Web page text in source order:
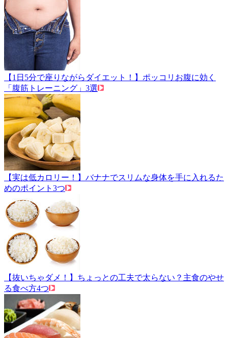
【1日5分で座りながらダイエット！】ポッコリお腹に効く
「腹筋トレーニング」3選
【実は低カロリー！】バナナでスリムな身体を手に入れるた
めのポイント3つ
【抜いちゃダメ！】ちょっとの工夫で太らない？主食のやせ
る食べ方4つ